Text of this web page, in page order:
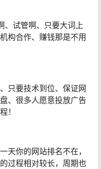
、试管啊、只要大词上
构合作、赚钱那是不用
只要技术到位、保证网
、很多人愿意投放广告
！
天你的网站排名不在，
过程相对较长，周期也